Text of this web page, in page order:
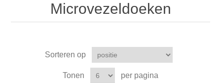
Microvezeldoeken
Sorteren op
Tonen per pagina